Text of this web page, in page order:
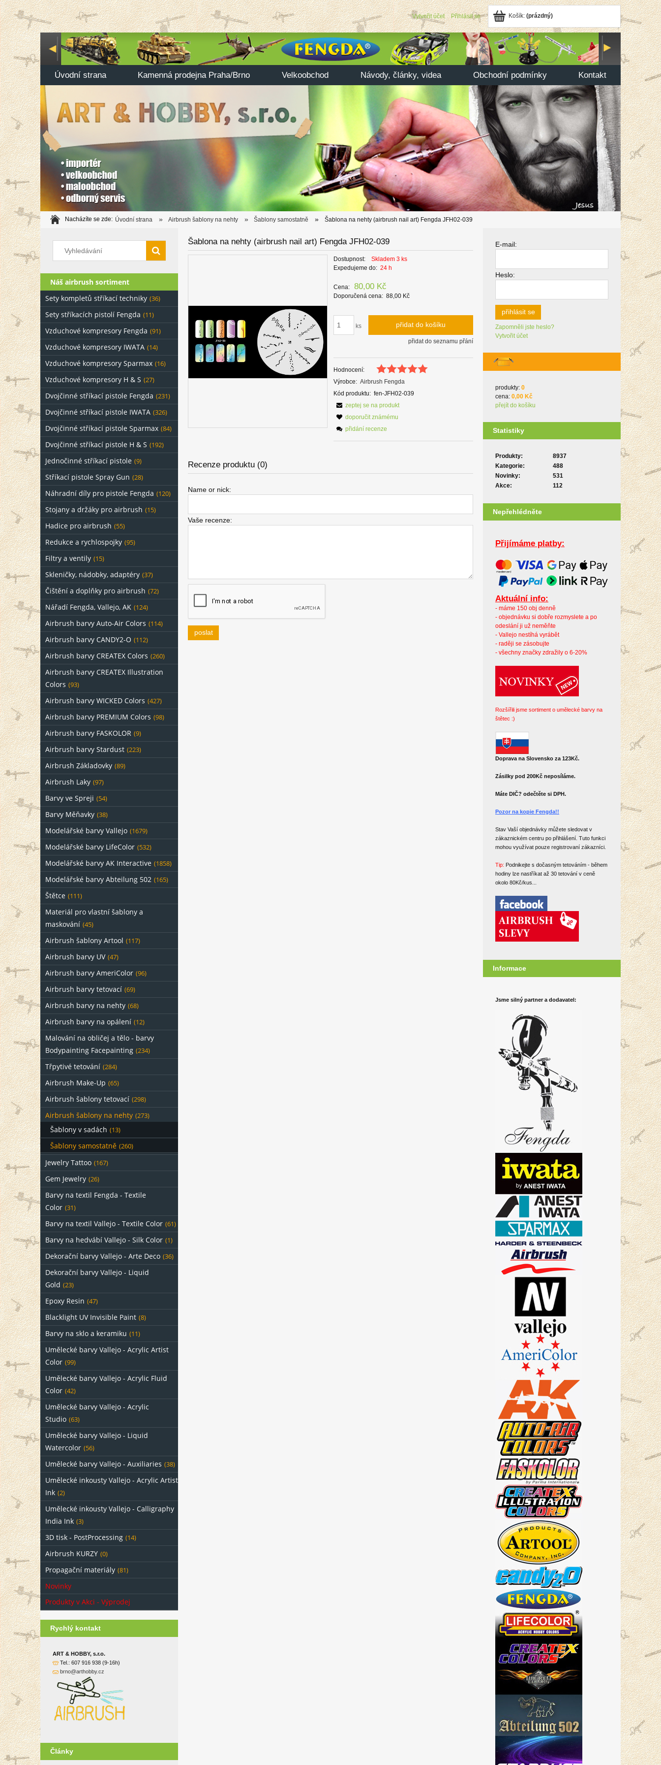
Košík: (prázdný)
Vytvořit účet Přihlásit se
Úvodní strana Kamenná prodejna Praha/Brno Velkoobchod Návody, články, videa Obchodní podmínky Kontakt
Nacházíte se zde: Úvodní strana » Airbrush šablony na nehty » Šablony samostatně » Šablona na nehty (airbrush nail art) Fengda JFH02-039
Náš airbrush sortiment
Sety kompletů stříkací techniky (36)
Sety stříkacích pistolí Fengda (11)
Vzduchové kompresory Fengda (91)
Vzduchové kompresory IWATA (14)
Vzduchové kompresory Sparmax (16)
Vzduchové kompresory H & S (27)
Dvojčinné stříkací pistole Fengda (231)
Dvojčinné stříkací pistole IWATA (326)
Dvojčinné stříkací pistole Sparmax (84)
Dvojčinné stříkací pistole H & S (192)
Jednočinné stříkací pistole (9)
Stříkací pistole Spray Gun (28)
Náhradní díly pro pistole Fengda (120)
Stojany a držáky pro airbrush (15)
Hadice pro airbrush (55)
Redukce a rychlospojky (95)
Filtry a ventily (15)
Skleničky, nádobky, adaptéry (37)
Čištění a doplňky pro airbrush (72)
Nářadí Fengda, Vallejo, AK (124)
Airbrush barvy Auto-Air Colors (114)
Airbrush barvy CANDY2-O (112)
Airbrush barvy CREATEX Colors (260)
Airbrush barvy CREATEX Illustration
Colors (93)
Airbrush barvy WICKED Colors (427)
Airbrush barvy PREMIUM Colors (98)
Airbrush barvy FASKOLOR (9)
Airbrush barvy Stardust (223)
Airbrush Základovky (89)
Airbrush Laky (97)
Barvy ve Spreji (54)
Barvy Měňavky (38)
Modelářské barvy Vallejo (1679)
Modelářské barvy LifeColor (532)
Modelářské barvy AK Interactive (1858)
Modelářské barvy Abteilung 502 (165)
Štětce (111)
Materiál pro vlastní šablony a
maskování (45)
Airbrush šablony Artool (117)
Airbrush barvy UV (47)
Airbrush barvy AmeriColor (96)
Airbrush barvy tetovací (69)
Airbrush barvy na nehty (68)
Airbrush barvy na opálení (12)
Malování na obličej a tělo - barvy
Bodypainting Facepainting (234)
Třpytivé tetování (284)
Airbrush Make-Up (65)
Airbrush šablony tetovací (298)
Airbrush šablony na nehty (273)
Šablony v sadách (13)
Šablony samostatně (260)
Jewelry Tattoo (167)
Gem Jewelry (26)
Barvy na textil Fengda - Textile
Color (31)
Barvy na textil Vallejo - Textile Color (61)
Barvy na hedvábí Vallejo - Silk Color (1)
Dekorační barvy Vallejo - Arte Deco (36)
Dekorační barvy Vallejo - Liquid
Gold (23)
Epoxy Resin (47)
Blacklight UV Invisible Paint (8)
Barvy na sklo a keramiku (11)
Umělecké barvy Vallejo - Acrylic Artist
Color (99)
Umělecké barvy Vallejo - Acrylic Fluid
Color (42)
Umělecké barvy Vallejo - Acrylic
Studio (63)
Umělecké barvy Vallejo - Liquid
Watercolor (56)
Umělecké barvy Vallejo - Auxiliaries (38)
Umělecké inkousty Vallejo - Acrylic Artist
Ink (2)
Umělecké inkousty Vallejo - Calligraphy
India Ink (3)
3D tisk - PostProcessing (14)
Airbrush KURZY (0)
Propagační materiály (81)
Novinky
Produkty v Akci - Výprodej
Rychlý kontakt
ART & HOBBY, s.r.o.
Tel.: 607 916 938 (9-16h)
brno@arthobby.cz
Články
Šablona na nehty (airbrush nail art) Fengda JFH02-039
Dostupnost:
Skladem 3 ks
Expedujeme do: 24 h
Cena: 80,00 Kč
Doporučená cena: 88,00 Kč
ks přidat do košíku
přidat do seznamu přání
Hodnocení:
Výrobce: Airbrush Fengda
Kód produktu: fen-JFH02-039
zeptej se na produkt
doporučit známému
přidání recenze
Recenze produktu (0)
Name or nick:
Vaše recenze:
poslat
E-mail:
Heslo:
přihlásit se
Zapomněli jste heslo?
Vytvořit účet
produkty: 0
cena: 0,00 Kč
přejít do košíku
Statistiky
Produkty:
8937
Kategorie:
488
Novinky:
531
Akce:
112
Nepřehlédněte
Přijímáme platby:
Aktuální info:
- máme 150 obj denně
- objednávku si dobře rozmyslete a po
odeslání ji už neměňte
- Vallejo nestíhá vyrábět
- raději se zásobujte
- všechny značky zdražily o 6-20%
Rozšířili jsme sortiment o umělecké barvy na
štětec :)
Doprava na Slovensko za 123Kč.
Zásilky pod 200Kč neposíláme.
Máte DIČ? odečtěte si DPH.
Pozor na kopie Fengda!!
Stav Vaší objednávky můžete sledovat v
zákaznickém centru po přihlášení. Tuto funkci
mohou využívat pouze registrovaní zákazníci.
Tip: Podnikejte s dočasným tetováním - během
hodiny lze nastříkat až 30 tetování v ceně
okolo 80Kč/kus...
Informace
Jsme silný partner a dodavatel: